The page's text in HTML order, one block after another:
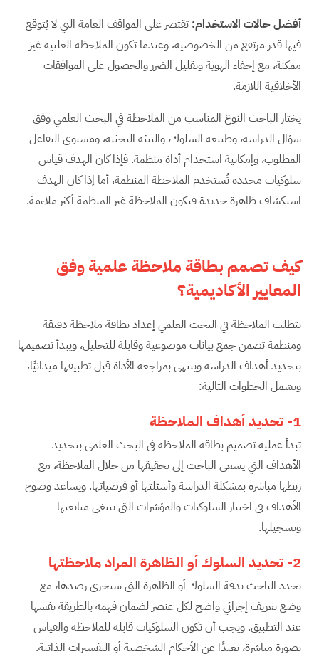
أفضل حالات الاستخدام: تقتصر على المواقف العامة التي لا يُتوقع
فيها قدر مرتفع من الخصوصية، وعندما تكون الملاحظة العلنية غير
ممكنة، مع إخفاء الهوية وتقليل الضرر والحصول على الموافقات
الأخلاقية اللازمة.
يختار الباحث النوع المناسب من الملاحظة في البحث العلمي وفق
سؤال الدراسة، وطبيعة السلوك، والبيئة البحثية، ومستوى التفاعل
المطلوب، وإمكانية استخدام أداة منظمة. فإذا كان الهدف قياس
سلوكيات محددة تُستخدم الملاحظة المنظمة، أما إذا كان الهدف
استكشاف ظاهرة جديدة فتكون الملاحظة غير المنظمة أكثر ملاءمة.
كيف تصمم بطاقة ملاحظة علمية وفق
المعايير الأكاديمية؟
تتطلب الملاحظة في البحث العلمي إعداد بطاقة ملاحظة دقيقة
ومنظمة تضمن جمع بيانات موضوعية وقابلة للتحليل، ويبدأ تصميمها
بتحديد أهداف الدراسة وينتهي بمراجعة الأداة قبل تطبيقها ميدانيًا،
وتشمل الخطوات التالية:
1- تحديد أهداف الملاحظة
تبدأ عملية تصميم بطاقة الملاحظة في البحث العلمي بتحديد
الأهداف التي يسعى الباحث إلى تحقيقها من خلال الملاحظة، مع
ربطها مباشرة بمشكلة الدراسة وأسئلتها أو فرضياتها. ويساعد وضوح
الأهداف في اختيار السلوكيات والمؤشرات التي ينبغي متابعتها
وتسجيلها.
2- تحديد السلوك أو الظاهرة المراد ملاحظتها
يحدد الباحث بدقة السلوك أو الظاهرة التي سيجري رصدها، مع
وضع تعريف إجرائي واضح لكل عنصر لضمان فهمه بالطريقة نفسها
عند التطبيق. ويجب أن تكون السلوكيات قابلة للملاحظة والقياس
بصورة مباشرة، بعيدًا عن الأحكام الشخصية أو التفسيرات الذاتية.